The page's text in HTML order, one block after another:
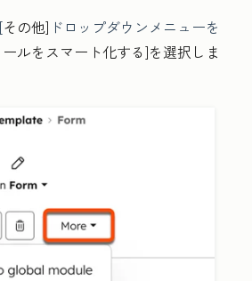
その他] ドロップダウンメニューを
ルをスマート化する]を選択しま